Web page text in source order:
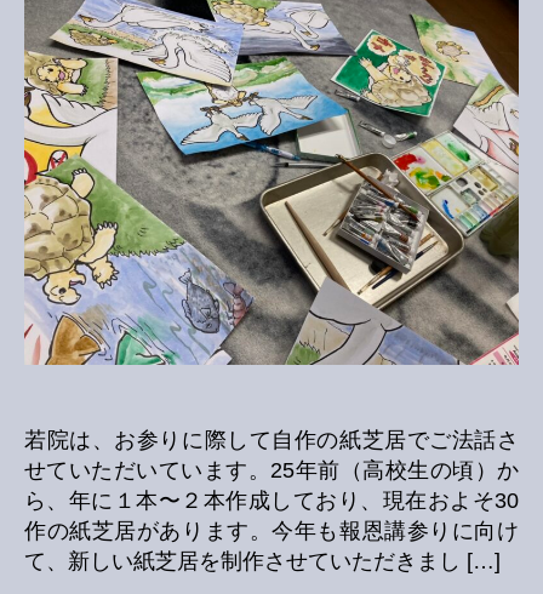
居
へ
の
若院は、お参りに際して自作の紙芝居でご法話さ
せていただいています。25年前（高校生の頃）か
ら、年に１本〜２本作成しており、現在およそ30
作の紙芝居があります。今年も報恩講参りに向け
て、新しい紙芝居を制作させていただきまし […]